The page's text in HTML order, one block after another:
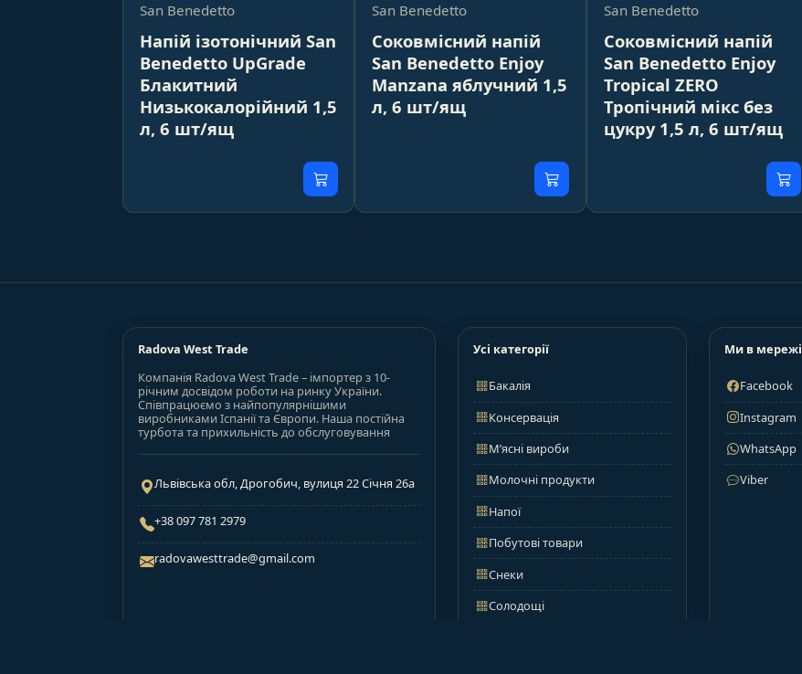
San Benedetto
Напій ізотонічний San
Benedetto UpGrade
Блакитний
Низькокалорійний 1,5
л, 6 шт/ящ
San Benedetto
Соковмісний напій
San Benedetto Enjoy
Manzana яблучний 1,5
л, 6 шт/ящ
San Benedetto
Соковмісний напій
San Benedetto Enjoy
Tropical ZERO
Тропічний мікс без
цукру 1,5 л, 6 шт/ящ
Radova West Trade
Компанія Radova West Trade – імпортер з 10-
річним досвідом роботи на ринку України.
Співпрацюємо з найпопулярнішими
виробниками Іспанії та Європи. Наша постійна
турбота та прихильність до обслуговування
Львівська обл, Дрогобич, вулиця 22 Січня 26а
+38 097 781 2979
radovawesttrade@gmail.com
Усі категорії
Бакалія
Консервація
М’ясні вироби
Молочні продукти
Напої
Побутові товари
Снеки
Солодощі
Ми в мережі
Facebook
Instagram
WhatsApp
Viber